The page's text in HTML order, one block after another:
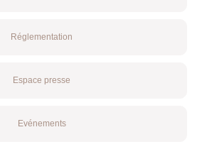
Réglementation
Espace presse
Evénements